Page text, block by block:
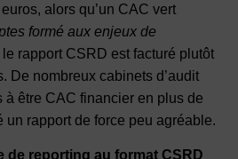
alors qu’un CAC vert
formé aux enjeux de
rapport CSRD est facturé plutôt
De nombreux cabinets d’audit
être CAC financier en plus de
un rapport de force peu agréable.
de reporting au format CSRD